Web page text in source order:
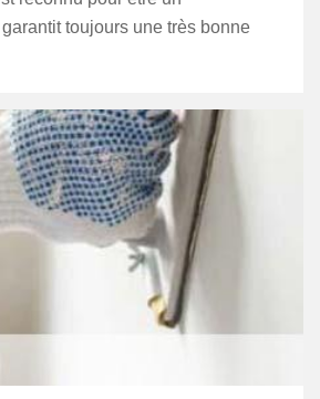
toujours une très bonne